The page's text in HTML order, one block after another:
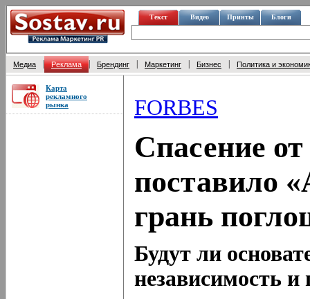
Текст Видео Принты Блоги
Медиа Реклама Брендинг Маркетинг Бизнес Политика и
Карта
рекламного
рынка
FORBES
Спасение
поставило
грань
Будут ли
независимость и